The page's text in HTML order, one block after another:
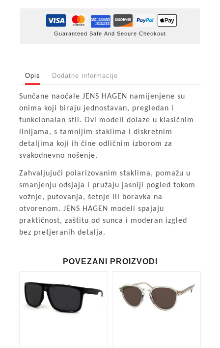
Guaranteed Safe And Secure Checkout
Opis Dodatne informacije
Sunčane naočale JENS HAGEN namijenjene su
onima koji biraju jednostavan, pregledan i
funkcionalan stil. Ovi modeli dolaze u klasičnim
linijama, s tamnijim staklima i diskretnim
detaljima koji ih čine odličnim izborom za
svakodnevno nošenje.
Zahvaljujući polarizovanim staklima, pomažu u
smanjenju odsjaja i pružaju jasniji pogled tokom
vožnje, putovanja, šetnje ili boravka na
otvorenom. JENS HAGEN modeli spajaju
praktičnost, zaštitu od sunca i moderan izgled
bez pretjeranih detalja.
POVEZANI PROIZVODI